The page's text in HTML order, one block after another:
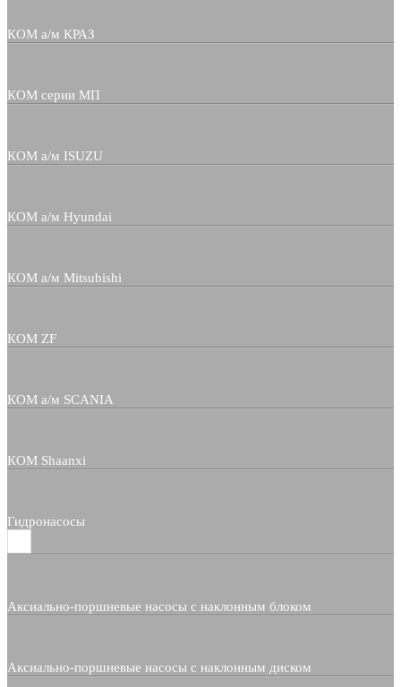
КОМ а/м КРАЗ
КОМ серии МП
КОМ а/м ISUZU
КОМ а/м Hyundai
КОМ а/м Mitsubishi
КОМ ZF
КОМ а/м SCANIA
КОМ Shaanxi
Гидронасосы
Аксиально-поршневые насосы с наклонным блоком
Аксиально-поршневые насосы с наклонным диском